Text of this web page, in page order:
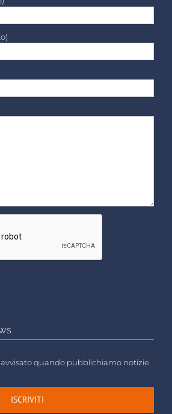
avvisato quando pubblichiamo notizie
ISCRIVITI